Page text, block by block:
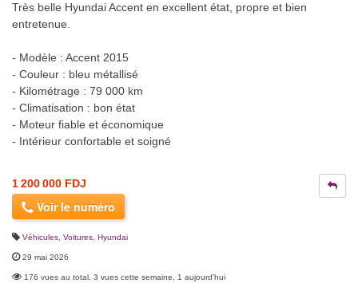
Très belle Hyundai Accent en excellent état, propre et bien
entretenue.
- Modèle : Accent 2015
- Couleur : bleu métallisé
- Kilométrage : 79 000 km
- Climatisation : bon état
- Moteur fiable et économique
- Intérieur confortable et soigné
1 200 000 FDJ
Voir le numéro
Véhicules Voitures Hyundai
29 mai 2026
176 vues au total, 3 vues cette semaine, 1 aujourd'hui